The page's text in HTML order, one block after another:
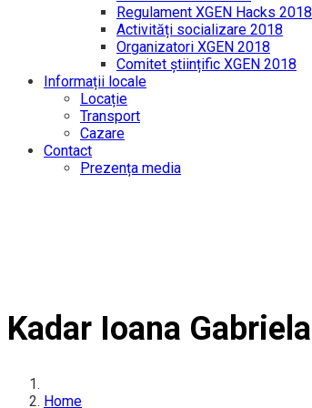
Regulament XGEN Hacks 2018
Activități socializare 2018
Organizatori XGEN 2018
Comitet științific XGEN 2018
Informații locale
Locație
Transport
Cazare
Contact
Prezența media
Kadar Ioana Gabriela
Home